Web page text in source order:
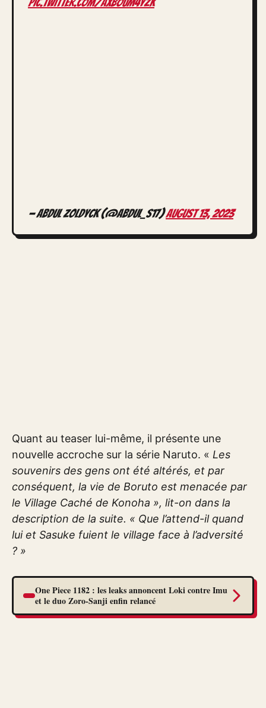
— Abdul Zoldyck (@Abdul_S17)August 13, 2023
Quant au teaser lui-même, il présente une
nouvelle accroche sur la série Naruto. « Les
souvenirs des gens ont été altérés, et par
conséquent, la vie de Boruto est menacée par
le Village Caché de Konoha », lit-on dans la
description de la suite. « Que l’attend-il quand
lui et Sasuke fuient le village face à l’adversité
? »
One Piece 1182 : les leaks annoncent Loki contre Imu
et le duo Zoro-Sanji enfin relancé